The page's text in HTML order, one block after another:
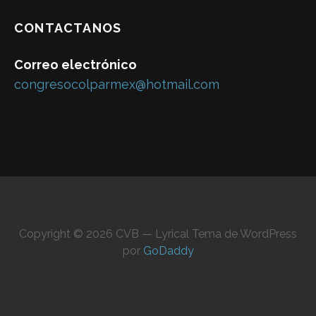
CONTACTANOS
Correo electrónico
congresocolparmex@hotmail.com
Copyright © 2026 CVB — Lyrical Tema de WordPress
por GoDaddy